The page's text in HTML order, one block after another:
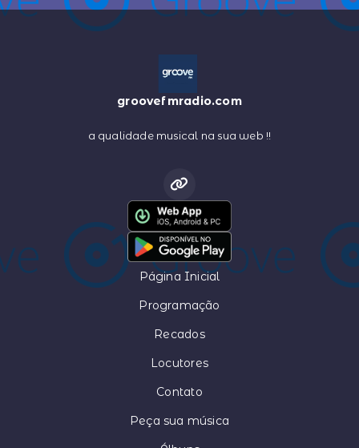
groovefmradio.com
a qualidade musical na sua web !!
Página Inicial
Programação
Recados
Locutores
Contato
Peça sua música